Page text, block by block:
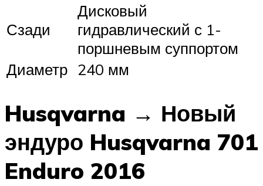
Сзади
Дисковый
гидравлический с 1-
поршневым суппортом
Диаметр 240 мм
Husqvarna → Новый
эндуро Husqvarna 701
Enduro 2016